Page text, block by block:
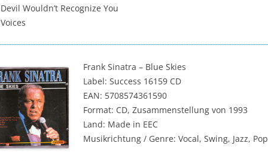
Devil Wouldn’t Recognize You
Voices
Frank Sinatra – Blue Skies
Label: Success 16159 CD
EAN: 5708574361590
Format: CD, Zusammenstellung von 1993
Land: Made in EEC
Musikrichtung / Genre: Vocal, Swing, Jazz, Pop